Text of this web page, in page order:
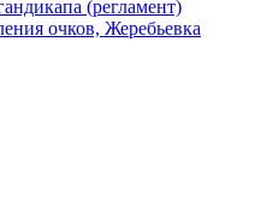
(регламент)
очков, Жеребьевка